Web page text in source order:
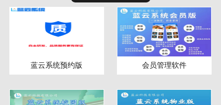
蓝云系统预约版 会员管理软件